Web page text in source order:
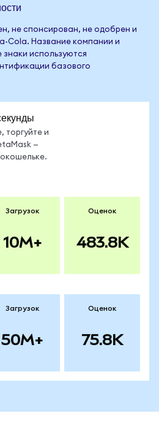
не спонсирован, не одобрен и
Cola. Название компании и
используются
базового
торгуйте и
—
Загрузок
10M+
Оценок
483.8K
Загрузок
50M+
Оценок
75.8K